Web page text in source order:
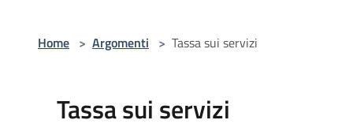
Home > Argomenti > Tassa sui servizi
Tassa sui servizi